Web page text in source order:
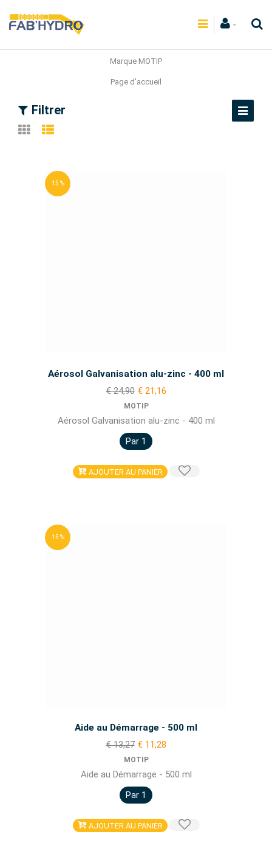
Marque MOTIP
Page d'accueil
Filtrer
15 %
Aérosol Galvanisation alu-zinc - 400 ml
€ 24,90 € 21,16
MOTIP
Aérosol Galvanisation alu-zinc - 400 ml
Par 1
AJOUTER AU PANIER
15 %
Aide au Démarrage - 500 ml
€ 13,27 € 11,28
MOTIP
Aide au Démarrage - 500 ml
Par 1
AJOUTER AU PANIER